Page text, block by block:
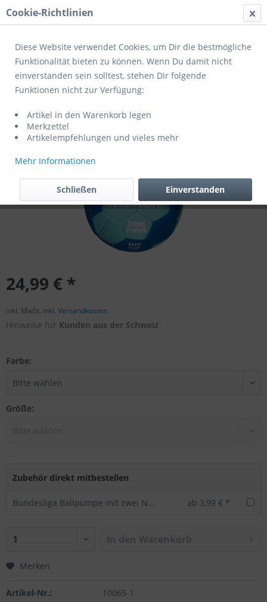
Menü
Übersicht Trainingshandbälle
24,99 € *
inkl. MwSt. inkl. Versandkosten
Hinweise für Kunden aus der Schweiz
Farbe:
Größe:
Zubehör direkt mitbestellen
Bundesliga Ballpumpe mit zwei Nadeln -offizielles Lizenzprodukt ab 3,99 € *
Merken
Artikel-Nr.: 10065-1
Cookie-Richtlinien
Diese Website verwendet Cookies, um Dir die bestmögliche
Funktionalität bieten zu können. Wenn Du damit nicht
einverstanden sein solltest, stehen Dir folgende
Funktionen nicht zur Verfügung:
Artikel in den Warenkorb legen
Merkzettel
Artikelempfehlungen und vieles mehr
Mehr Informationen
Einverstanden
Schließen